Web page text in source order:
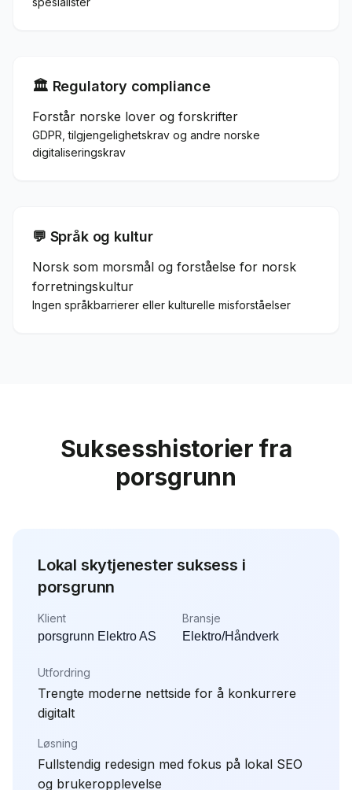
🏛️ Regulatory compliance
Forstår norske lover og forskrifter
GDPR, tilgjengelighetskrav og andre norske
digitaliseringskrav
💬 Språk og kultur
Norsk som morsmål og forståelse for norsk
forretningskultur
Ingen språkbarrierer eller kulturelle misforståelser
Suksesshistorier fra
porsgrunn
Lokal skytjenester suksess i
porsgrunn
Klient
porsgrunn Elektro AS
Bransje
Elektro/Håndverk
Utfordring
Trengte moderne nettside for å konkurrere
digitalt
Løsning
Fullstendig redesign med fokus på lokal SEO
og brukeropplevelse